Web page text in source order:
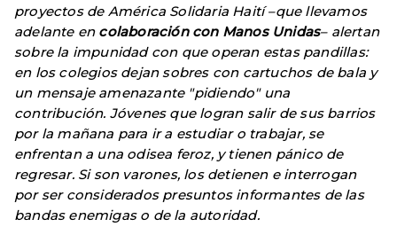
proyectos de América Solidaria Haití –que llevamos
adelante encolaboración con Manos Unidas– alertan
sobre la impunidad con que operan estas pandillas:
en los colegios dejan sobres con cartuchos de bala y
un mensaje amenazante "pidiendo" una
contribución. Jóvenes que logran salir de sus barrios
por la mañana para ir a estudiar o trabajar, se
enfrentan a una odisea feroz, y tienen pánico de
regresar. Si son varones, los detienen e interrogan
por ser considerados presuntos informantes de las
bandas enemigas o de la autoridad.